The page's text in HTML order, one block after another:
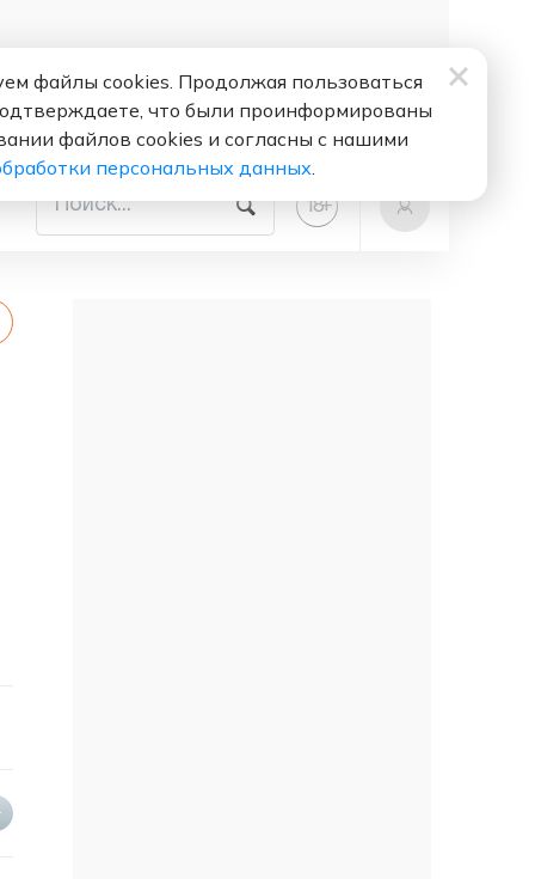
18+
файлы cookies. Продолжая пользоваться
что были проинформированы
файлов cookies и согласны с нашими
персональных данных.